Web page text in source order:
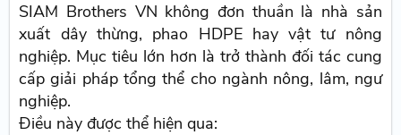
SIAM Brothers VN không đơn thuần là nhà sản
xuất dây thừng, phao HDPE hay vật tư nông
nghiệp. Mục tiêu lớn hơn là trở thành đối tác cung
cấp giải pháp tổng thể cho ngành nông, lâm, ngư
nghiệp.
Điều này được thể hiện qua: